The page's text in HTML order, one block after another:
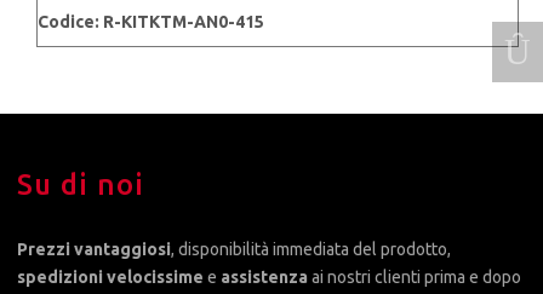
Codice: R-KITKTM-AN0-415
Su di noi
Prezzi vantaggiosi, disponibilità immediata del prodotto,
spedizioni velocissime e assistenza ai nostri clienti prima e dopo